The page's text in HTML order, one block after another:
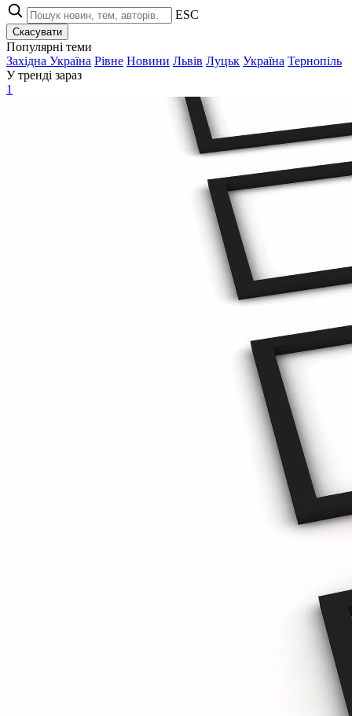
ESC
Скасувати
Популярні теми
Західна Україна Рівне Новини Львів Луцьк Україна Тернопіль
У тренді зараз
1